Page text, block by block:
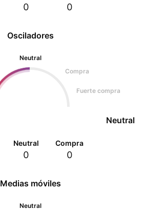
Osciladores
Neutral
Compra
Fuerte compra
Neutral
Neutral
0
Compra
0
0 0
Medias móviles
Neutral